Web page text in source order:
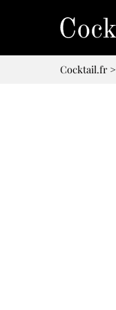
Cocktail.fr>